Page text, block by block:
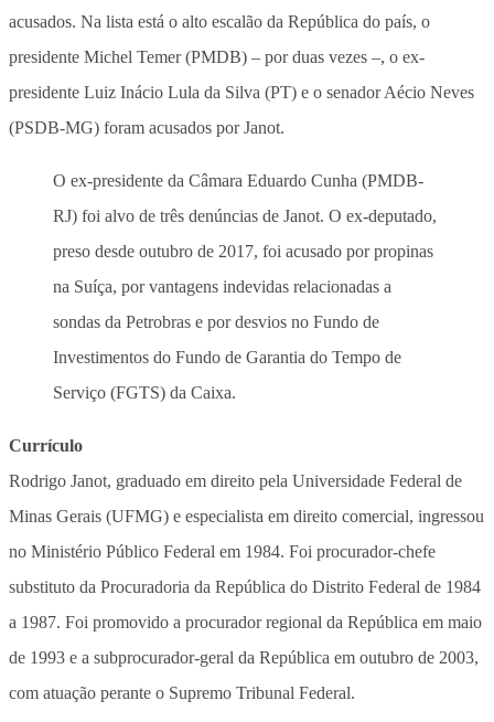
acusados. Na lista está o alto escalão da República do país, o
presidente Michel Temer (PMDB) – por duas vezes –, o ex-
presidente Luiz Inácio Lula da Silva (PT) e o senador Aécio Neves
(PSDB-MG) foram acusados por Janot.
O ex-presidente da Câmara Eduardo Cunha (PMDB-
RJ) foi alvo de três denúncias de Janot. O ex-deputado,
preso desde outubro de 2017, foi acusado por propinas
na Suíça, por vantagens indevidas relacionadas a
sondas da Petrobras e por desvios no Fundo de
Investimentos do Fundo de Garantia do Tempo de
Serviço (FGTS) da Caixa.
Currículo
Rodrigo Janot, graduado em direito pela Universidade Federal de
Minas Gerais (UFMG) e especialista em direito comercial, ingressou
no Ministério Público Federal em 1984. Foi procurador-chefe
substituto da Procuradoria da República do Distrito Federal de 1984
a 1987. Foi promovido a procurador regional da República em maio
de 1993 e a subprocurador-geral da República em outubro de 2003,
com atuação perante o Supremo Tribunal Federal.